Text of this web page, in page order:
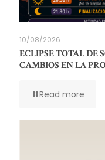
10/08/2026
ECLIPSE TOTAL DE
CAMBIOS EN LA
Read more